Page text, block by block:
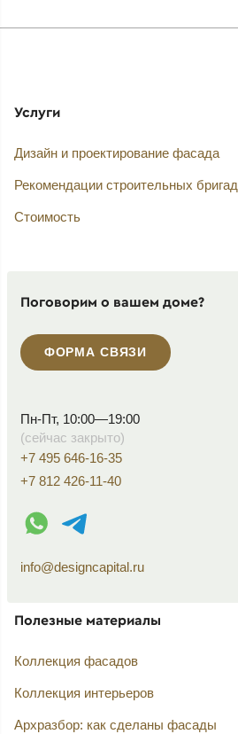
Услуги
Дизайн и проектирование фасада
Рекомендации строительных бригад
Стоимость
Поговорим о вашем доме?
ФОРМА СВЯЗИ
Пн-Пт, 10:00—19:00
(сейчас закрыто)
+7 495 646-16-35
+7 812 426-11-40
WhatsApp контакт
Telegram контакт
info@designcapital.ru
Полезные материалы
Коллекция фасадов
Коллекция интерьеров
Архразбор: как сделаны фасады